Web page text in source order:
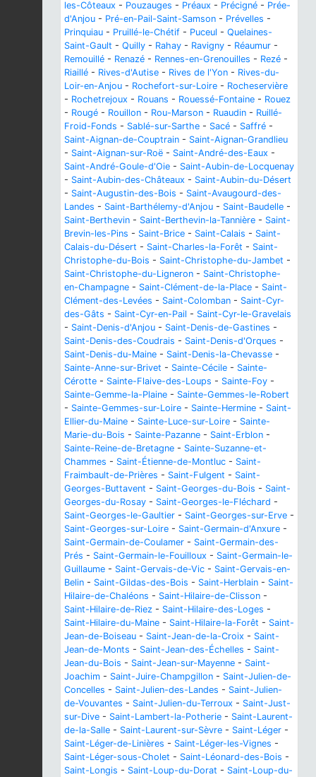
les-Côteaux - Pouzauges - Préaux - Précigné - Prée-
d'Anjou - Pré-en-Pail-Saint-Samson - Prévelles -
Prinquiau - Pruillé-le-Chétif - Puceul - Quelaines-
Saint-Gault - Quilly - Rahay - Ravigny - Réaumur -
Remouillé - Renazé - Rennes-en-Grenouilles - Rezé -
Riaillé - Rives-d'Autise - Rives de l'Yon - Rives-du-
Loir-en-Anjou - Rochefort-sur-Loire - Rocheservière
- Rochetrejoux - Rouans - Rouessé-Fontaine - Rouez
- Rougé - Rouillon - Rou-Marson - Ruaudin - Ruillé-
Froid-Fonds - Sablé-sur-Sarthe - Sacé - Saffré -
Saint-Aignan-de-Couptrain - Saint-Aignan-Grandlieu
- Saint-Aignan-sur-Roë - Saint-André-des-Eaux -
Saint-André-Goule-d'Oie - Saint-Aubin-de-Locquenay
- Saint-Aubin-des-Châteaux - Saint-Aubin-du-Désert
- Saint-Augustin-des-Bois - Saint-Avaugourd-des-
Landes - Saint-Barthélemy-d'Anjou - Saint-Baudelle -
Saint-Berthevin - Saint-Berthevin-la-Tannière - Saint-
Brevin-les-Pins - Saint-Brice - Saint-Calais - Saint-
Calais-du-Désert - Saint-Charles-la-Forêt - Saint-
Christophe-du-Bois - Saint-Christophe-du-Jambet -
Saint-Christophe-du-Ligneron - Saint-Christophe-
en-Champagne - Saint-Clément-de-la-Place - Saint-
Clément-des-Levées - Saint-Colomban - Saint-Cyr-
des-Gâts - Saint-Cyr-en-Pail - Saint-Cyr-le-Gravelais
- Saint-Denis-d'Anjou - Saint-Denis-de-Gastines -
Saint-Denis-des-Coudrais - Saint-Denis-d'Orques -
Saint-Denis-du-Maine - Saint-Denis-la-Chevasse -
Sainte-Anne-sur-Brivet - Sainte-Cécile - Sainte-
Cérotte - Sainte-Flaive-des-Loups - Sainte-Foy -
Sainte-Gemme-la-Plaine - Sainte-Gemmes-le-Robert
- Sainte-Gemmes-sur-Loire - Sainte-Hermine - Saint-
Ellier-du-Maine - Sainte-Luce-sur-Loire - Sainte-
Marie-du-Bois - Sainte-Pazanne - Saint-Erblon -
Sainte-Reine-de-Bretagne - Sainte-Suzanne-et-
Chammes - Saint-Étienne-de-Montluc - Saint-
Fraimbault-de-Prières - Saint-Fulgent - Saint-
Georges-Buttavent - Saint-Georges-du-Bois - Saint-
Georges-du-Rosay - Saint-Georges-le-Fléchard -
Saint-Georges-le-Gaultier - Saint-Georges-sur-Erve -
Saint-Georges-sur-Loire - Saint-Germain-d'Anxure -
Saint-Germain-de-Coulamer - Saint-Germain-des-
Prés - Saint-Germain-le-Fouilloux - Saint-Germain-le-
Guillaume - Saint-Gervais-de-Vic - Saint-Gervais-en-
Belin - Saint-Gildas-des-Bois - Saint-Herblain - Saint-
Hilaire-de-Chaléons - Saint-Hilaire-de-Clisson -
Saint-Hilaire-de-Riez - Saint-Hilaire-des-Loges -
Saint-Hilaire-du-Maine - Saint-Hilaire-la-Forêt - Saint-
Jean-de-Boiseau - Saint-Jean-de-la-Croix - Saint-
Jean-de-Monts - Saint-Jean-des-Échelles - Saint-
Jean-du-Bois - Saint-Jean-sur-Mayenne - Saint-
Joachim - Saint-Juire-Champgillon - Saint-Julien-de-
Concelles - Saint-Julien-des-Landes - Saint-Julien-
de-Vouvantes - Saint-Julien-du-Terroux - Saint-Just-
sur-Dive - Saint-Lambert-la-Potherie - Saint-Laurent-
de-la-Salle - Saint-Laurent-sur-Sèvre - Saint-Léger -
Saint-Léger-de-Linières - Saint-Léger-les-Vignes -
Saint-Léger-sous-Cholet - Saint-Léonard-des-Bois -
Saint-Longis - Saint-Loup-du-Dorat - Saint-Loup-du-